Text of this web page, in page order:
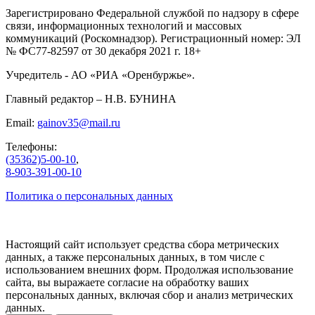
Зарегистрировано Федеральной службой по надзору в сфере
связи, информационных технологий и массовых
коммуникаций (Роскомнадзор). Регистрационный номер: ЭЛ
№ ФС77-82597 от 30 декабря 2021 г. 18+
Учредитель - АО «РИА «Оренбуржье».
Главный редактор – Н.В. БУНИНА
Email: gainov35@mail.ru
Телефоны:
(35362)5-00-10,
8-903-391-00-10
Политика о персональных данных
Настоящий сайт использует средства сбора метрических
данных, а также персональных данных, в том числе с
использованием внешних форм. Продолжая использование
сайта, вы выражаете согласие на обработку ваших
персональных данных, включая сбор и анализ метрических
данных.